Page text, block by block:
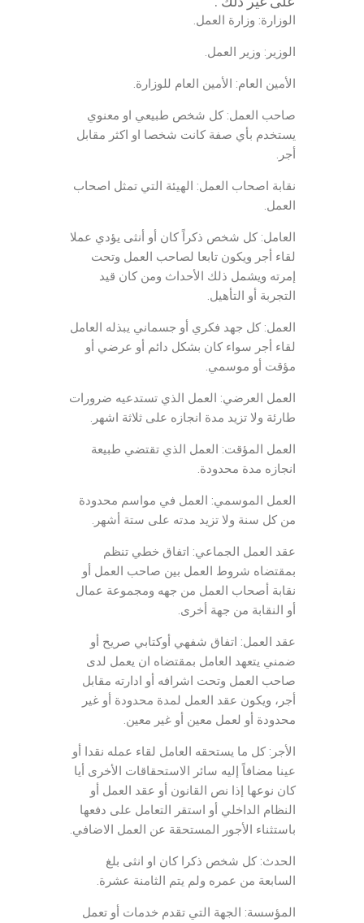
الوزارة: وزارة العمل.
الوزير: وزير العمل.
الأمين العام: الأمين العام للوزارة.
صاحب العمل: كل شخص طبيعي او معنوي
يستخدم بأي صفة كانت شخصا او اكثر مقابل
أجر.
نقابة اصحاب العمل: الهيئة التي تمثل اصحاب
العمل.
العامل: كل شخص ذكراً كان أو أنثى يؤدي عملا
لقاء أجر ويكون تابعا لصاحب العمل وتحت
إمرته ويشمل ذلك الأحداث ومن كان قيد
التجربة أو التأهيل.
العمل: كل جهد فكري أو جسماني يبذله العامل
لقاء أجر سواء كان بشكل دائم أو عرضي أو
مؤقت أو موسمي.
العمل العرضي: العمل الذي تستدعيه ضرورات
طارئة ولا تزيد مدة انجازه على ثلاثة اشهر.
العمل المؤقت: العمل الذي تقتضي طبيعة
انجازه مدة محدودة.
العمل الموسمي: العمل في مواسم محدودة
من كل سنة ولا تزيد مدته على ستة أشهر.
عقد العمل الجماعي: اتفاق خطي تنظم
بمقتضاه شروط العمل بين صاحب العمل أو
نقابة أصحاب العمل من جهه ومجموعة عمال
أو النقابة من جهة أخرى.
عقد العمل: اتفاق شفهي أوكتابي صريح أو
ضمني يتعهد العامل بمقتضاه ان يعمل لدى
صاحب العمل وتحت اشرافه أو ادارته مقابل
أجر، ويكون عقد العمل لمدة محدودة أو غير
محدودة أو لعمل معين أو غير معين.
الأجر: كل ما يستحقه العامل لقاء عمله نقدا أو
عينا مضافاً إليه سائر الاستحقاقات الأخرى أيا
كان نوعها إذا نص القانون أو عقد العمل أو
النظام الداخلي أو استقر التعامل على دفعها
باستثناء الأجور المستحقة عن العمل الاضافي.
الحدث: كل شخص ذكرا كان او انثى بلغ
السابعة من عمره ولم يتم الثامنة عشرة.
المؤسسة: الجهة التي تقدم خدمات أو تعمل